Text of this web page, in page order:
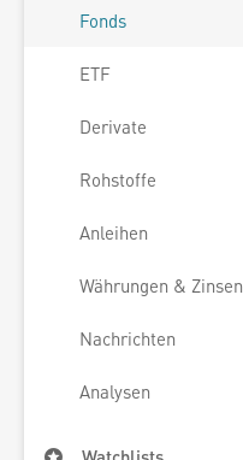
Fonds
ETF
Derivate
Rohstoffe
Anleihen
Währungen & Zinsen
Nachrichten
Analysen